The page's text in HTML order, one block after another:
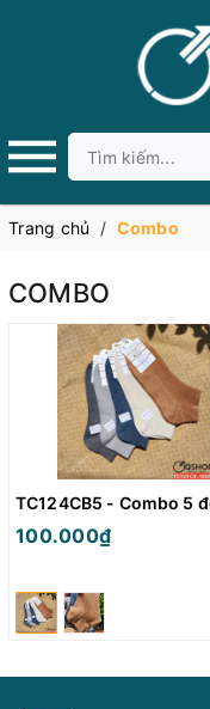
Trang chủ / Combo
COMBO
100.000₫